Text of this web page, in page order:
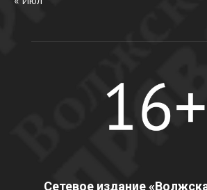
Сетевое издание